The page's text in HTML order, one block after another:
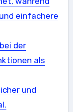
einfachere
der
als
und